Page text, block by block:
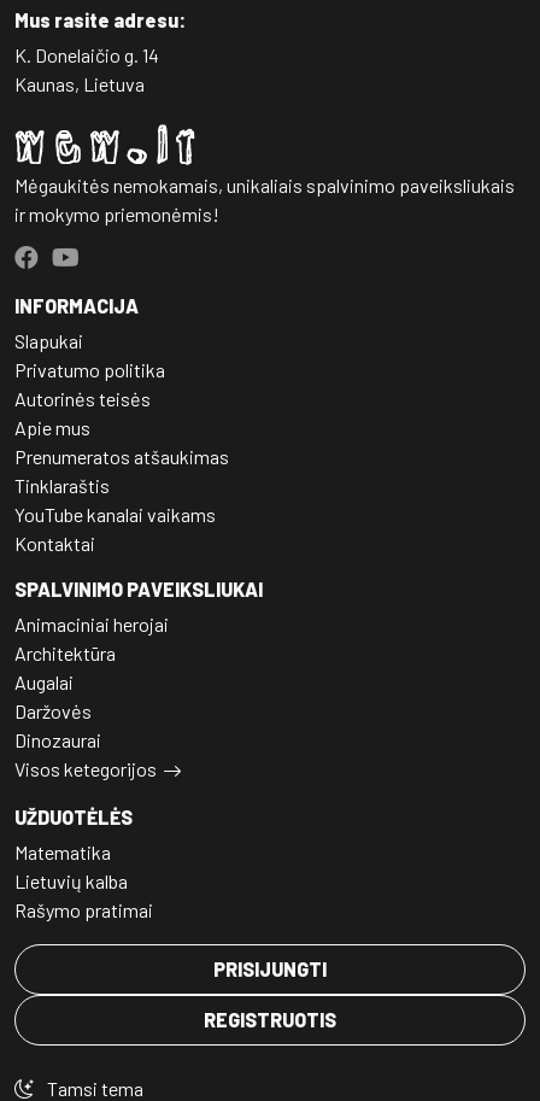
Mus rasite adresu:
K. Donelaičio g. 14
Kaunas, Lietuva
Mėgaukitės nemokamais, unikaliais spalvinimo paveiksliukais
ir mokymo priemonėmis!
INFORMACIJA
Slapukai
Privatumo politika
Autorinės teisės
Apie mus
Prenumeratos atšaukimas
Tinklaraštis
YouTube kanalai vaikams
Kontaktai
SPALVINIMO PAVEIKSLIUKAI
Animaciniai herojai
Architektūra
Augalai
Daržovės
Dinozaurai
Visos ketegorijos
UŽDUOTĖLĖS
Matematika
Lietuvių kalba
Rašymo pratimai
PRISIJUNGTI
REGISTRUOTIS
Tamsi tema